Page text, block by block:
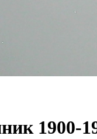
1900-